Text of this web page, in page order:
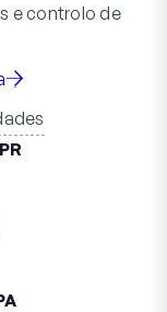
e controlo de